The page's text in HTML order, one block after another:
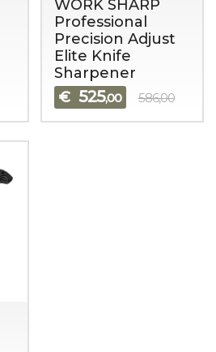
WORK SHARP
Professional
Precision Adjust
Elite Knife
Sharpener
€ 525,00 586,00